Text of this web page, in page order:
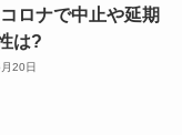
ロナで中止や延期
は?
20日